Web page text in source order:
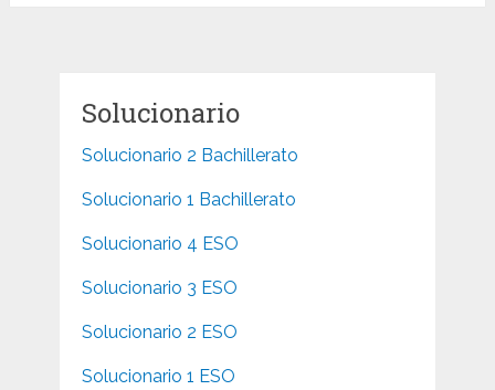
Solucionario
Solucionario 2 Bachillerato
Solucionario 1 Bachillerato
Solucionario 4 ESO
Solucionario 3 ESO
Solucionario 2 ESO
Solucionario 1 ESO